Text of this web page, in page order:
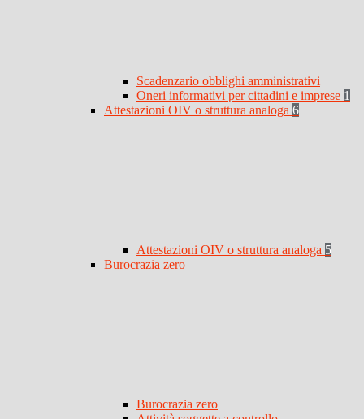
Scadenzario obblighi amministrativi
Oneri informativi per cittadini e imprese 1
Attestazioni OIV o struttura analoga 6
Attestazioni OIV o struttura analoga 5
Burocrazia zero
Burocrazia zero